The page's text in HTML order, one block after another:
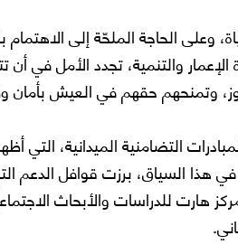
وعلى الحاجة الملحّة إلى الاهتمام
والتنمية، تجدد الأمل في أن
وتمنحهم حقهم في العيش
التضامنية الميدانية، التي
هذا السياق، برزت قوافل الدعم
هارت للدراسات والأبحاث